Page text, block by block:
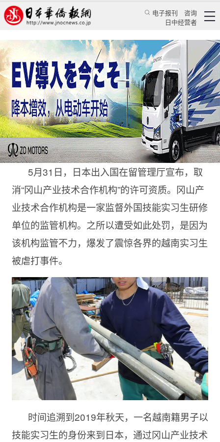
电子报刊
咨询
日中经营者
日本入管厅重磅保护技能实习生
颜丹丹 日本新闻 社会观察
日本华侨报 2022/6/2 17:50:05
5月31日，日本出入国在留管理厅宣布，取
消“冈山产业技术合作机构”的许可资质。冈山产
业技术合作机构是一家监督外国技能实习生研修
单位的监管机构。之所以遭受如此处罚，是因为
该机构监管不力，爆发了震惊各界的越南实习生
被虐打事件。
时间追溯到2019年秋天，一名越南籍男子以
技能实习生的身份来到日本，通过冈山产业技术